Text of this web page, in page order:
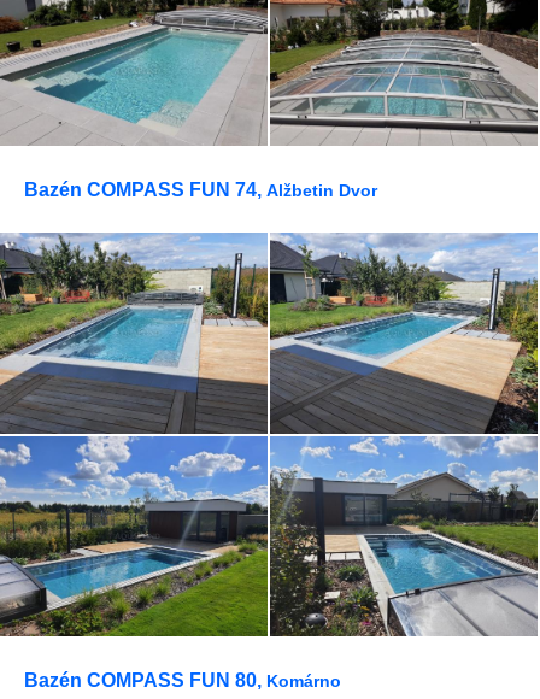
Bazén COMPASS FUN 74, Alžbetin Dvor
Bazén COMPASS FUN 80, Komárno